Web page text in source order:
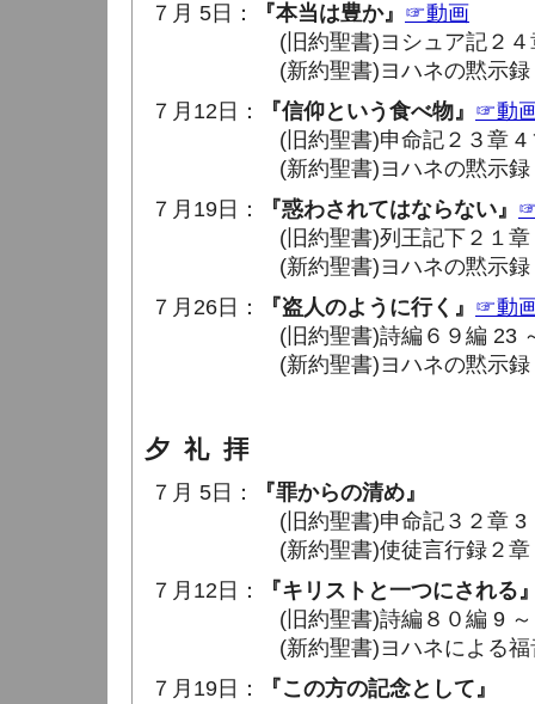
７月 5日： 『本当は豊か』 ☞動画
(旧約聖書)ヨシュア記２４章
(新約聖書)ヨハネの黙示録２
７月12日：
『信仰という食べ物』 ☞動
(旧約聖書)申命記２３章 4 節
(新約聖書)ヨハネの黙示録２
７月19日：
『惑わされてはならない』
(旧約聖書)列王記下２１章 1
(新約聖書)ヨハネの黙示録２
７月26日：
『盗人のように行く』 ☞動
(旧約聖書)詩編６９編 23 ～
(新約聖書)ヨハネの黙示録３
夕 礼 拝
７月 5日：
『罪からの清め』
(旧約聖書)申命記３２章 3
(新約聖書)使徒言行録２章
７月12日：
『キリストと一つにされる
(旧約聖書)詩編８０編 9 ～
(新約聖書)ヨハネによる福音
７月19日：
『この方の記念として』